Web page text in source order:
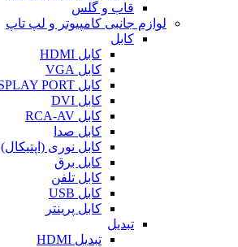
قاب و گلس
لوازم جانبی کامپیوتر و لپ تاپ
کابل
کابل HDMI
کابل VGA
کابل DISPLAY PORT
کابل DVI
کابل RCA-AV
کابل صدا
کابل نوری (اپتیکال)
کابل برق
کابل تلفن
کابل USB
کابل پرینتر
تبدیل
تبدیل HDMI